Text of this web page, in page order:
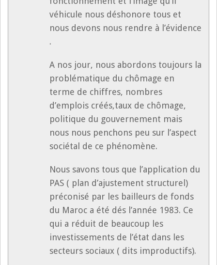
véhicule nous déshonore tous et
nous devons nous rendre à l’évidence
.
A nos jour, nous abordons toujours la
problématique du chômage en
terme de chiffres, nombres
d’emplois créés,taux de chômage,
politique du gouvernement mais
nous nous penchons peu sur l’aspect
sociétal de ce phénomène.
Nous savons tous que l’application du
PAS ( plan d’ajustement structurel)
préconisé par les bailleurs de fonds
du Maroc a été dés l’année 1983. Ce
qui a réduit de beaucoup les
investissements de l’état dans les
secteurs sociaux ( dits improductifs).